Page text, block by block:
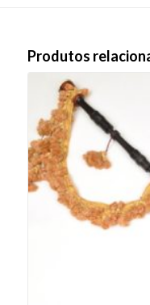
Produtos